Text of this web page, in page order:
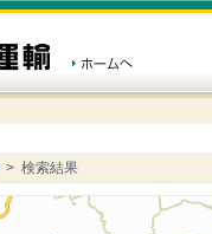
> 検索結果